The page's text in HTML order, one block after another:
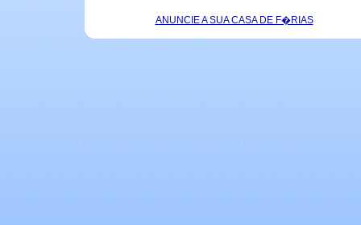
ANUNCIE A SUA CASA DE F�RIAS